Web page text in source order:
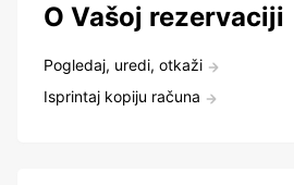
O Vašoj rezervaciji
Pogledaj, uredi, otkaži
Isprintaj kopiju računa